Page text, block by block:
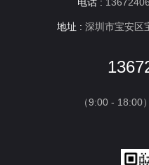
地址 : 深圳市宝安区
（9:00 - 18:00）